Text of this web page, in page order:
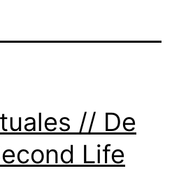
// De
Life